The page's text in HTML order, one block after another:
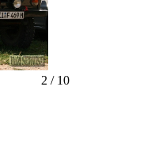
2 / 10